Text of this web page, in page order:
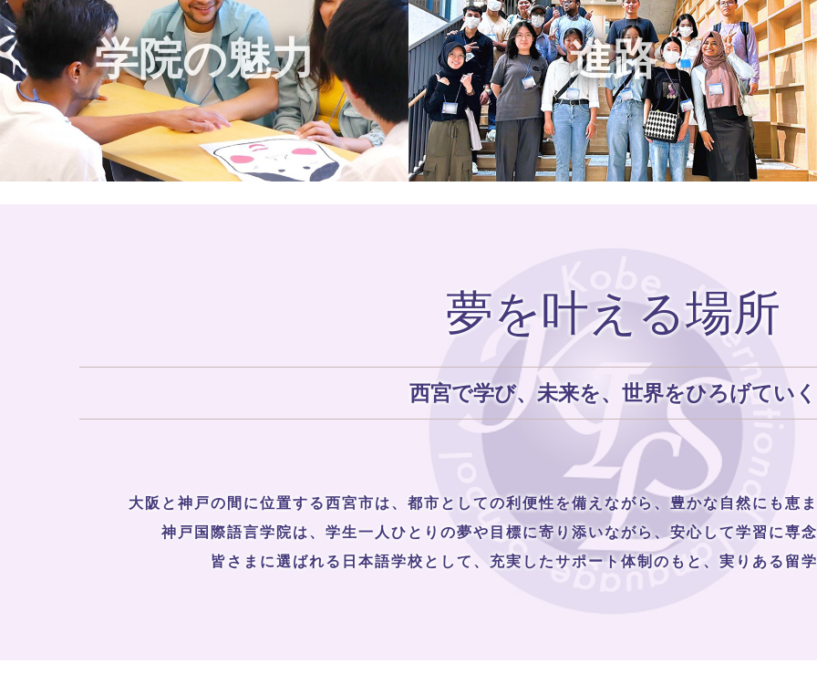
学院の魅力 進路
夢を叶える場所
西宮で学び、未来を、世界をひろげていく
大阪と神戸の間に位置する西宮市は、都市としての利便性を備えながら、豊かな自然にも恵
神戸国際語言学院は、学生一人ひとりの夢や目標に寄り添いながら、安心して学習に専
皆さまに選ばれる日本語学校として、充実したサポート体制のもと、実りある留